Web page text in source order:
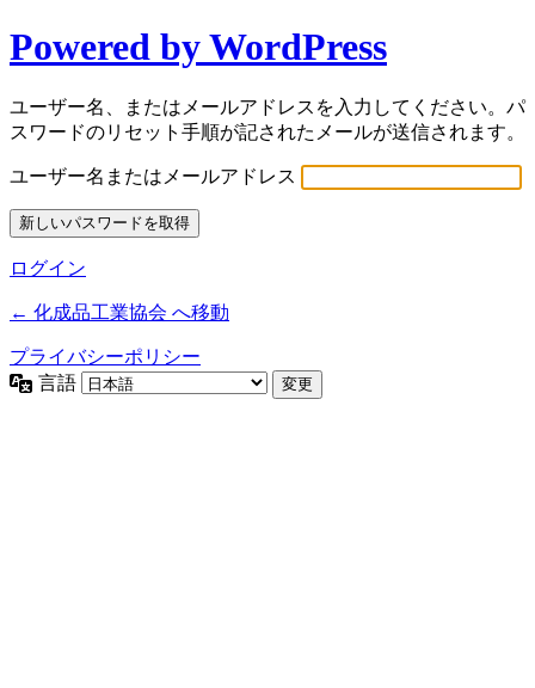
Powered by WordPress
ユーザー名、またはメールアドレスを入力してください。パ
スワードのリセット手順が記されたメールが送信されます。
ユーザー名またはメールアドレス
ログイン
← 化成品工業協会 へ移動
プライバシーポリシー
言語